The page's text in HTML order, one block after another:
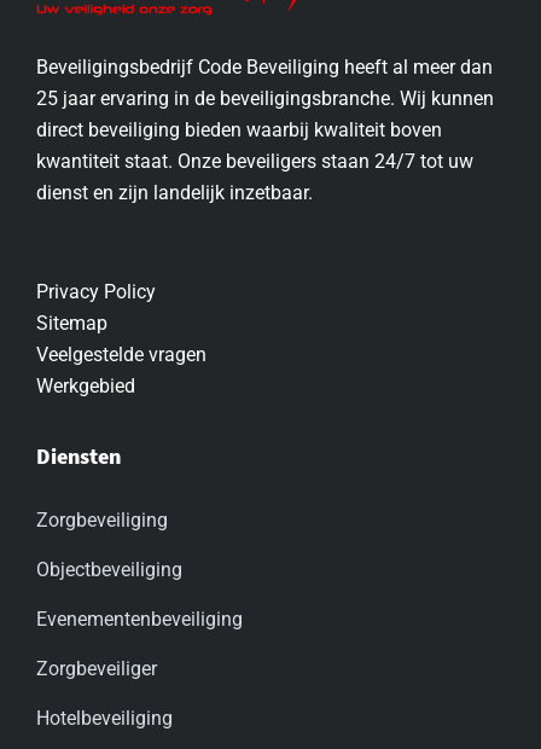
Beveiligingsbedrijf Code Beveiliging heeft al meer dan
25 jaar ervaring in de beveiligingsbranche. Wij kunnen
direct beveiliging bieden waarbij kwaliteit boven
kwantiteit staat. Onze beveiligers staan 24/7 tot uw
dienst en zijn landelijk inzetbaar.
Privacy Policy
Sitemap
Veelgestelde vragen
Werkgebied
Diensten
Zorgbeveiliging
Objectbeveiliging
Evenementenbeveiliging
Zorgbeveiliger
Hotelbeveiliging